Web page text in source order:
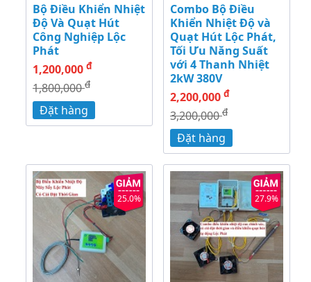
Bộ Điều Khiển Nhiệt
Độ Và Quạt Hút
Công Nghiệp Lộc
Phát
1,200,000 đ
1,800,000đ
Đặt hàng
Combo Bộ Điều
Khiển Nhiệt Độ và
Quạt Hút Lộc Phát,
Tối Ưu Năng Suất
với 4 Thanh Nhiệt
2kW 380V
2,200,000 đ
3,200,000đ
Đặt hàng
25.0% 27.9%